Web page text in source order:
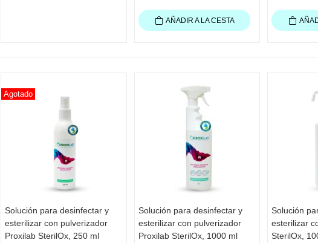
AÑADIR A LA CESTA
Agotado
VISTA RÁPIDA
Solución para desinfectar y
esterilizar con pulverizador
Proxilab SterilOx, 250 ml
VISTA RÁPIDA
Solución para desinfectar y
esterilizar con pulverizador
Proxilab SterilOx, 1000 ml
VISTA
Solución
esterilizar
SterilOx,